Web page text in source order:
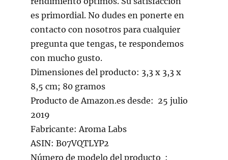
es primordial. No dudes en ponerte en
contacto con nosotros para cualquier
pregunta que tengas, te respondemos
con mucho gusto.
Dimensiones del producto: 3,3 x 3,3 x
8,5 cm; 80 gramos
Producto de Amazon.es desde: ‎ 25 julio
2019
Fabricante: Aroma Labs
ASIN: B07VQTLYP2
Número de modelo del producto ‏ : ‎